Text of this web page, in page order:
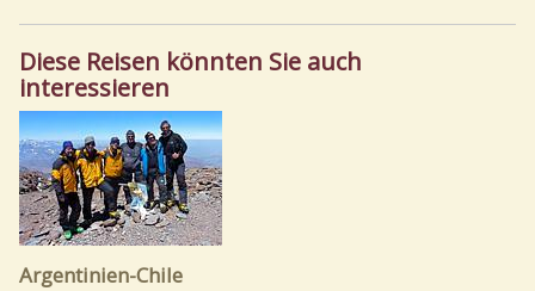
Diese Reisen könnten Sie auch
interessieren
Argentinien-Chile